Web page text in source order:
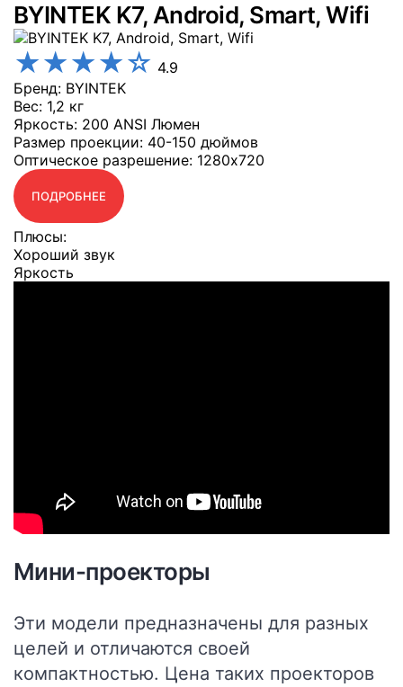
BYINTEK K7, Android, Smart, Wifi
★★★★☆ 4.9
Бренд: BYINTEK
Вес: 1,2 кг
Яркость: 200 ANSI Люмен
Размер проекции: 40-150 дюймов
Оптическое разрешение: 1280x720
ПОДРОБНЕЕ
Плюсы:
Хороший звук
Яркость
Мини-проекторы
Эти модели предназначены для разных
целей и отличаются своей
компактностью. Цена таких проекторов